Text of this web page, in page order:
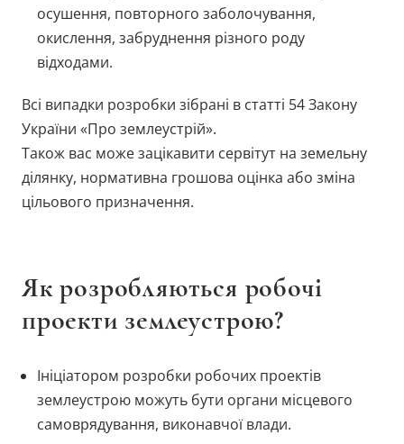
осушення, повторного заболочування,
окислення, забруднення різного роду
відходами.
Всі випадки розробки зібрані в статті 54 Закону
України «Про землеустрій».
Також вас може зацікавити сервітут на земельну
ділянку, нормативна грошова оцінка або зміна
цільового призначення.
Як розробляються робочі
проекти землеустрою?
Ініціатором розробки робочих проектів
землеустрою можуть бути органи місцевого
самоврядування, виконавчої влади.